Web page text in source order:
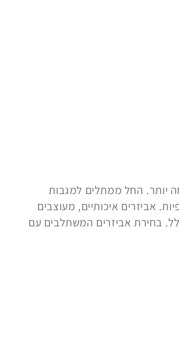
יותר. החל ממתלים למגבות
אביזרים איכותיים, מעוצבים
בחירת אביזרים המשתלבים עם